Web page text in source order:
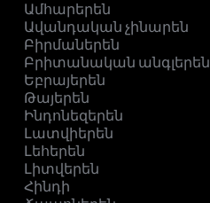
Ամհարերեն
Ավանդական չինարեն
Բիրմաներեն
Բրիտանական անգլերեն
Եբրայերեն
Թայերեն
Ինդոնեզերեն
Լատվիերեն
Լեհերեն
Լիտվերեն
Հինդի